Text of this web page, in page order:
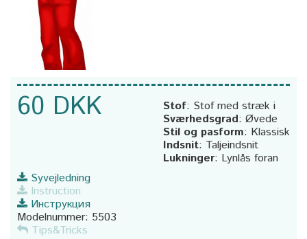
60 DKK Stof: Stof med stræk i
Sværhedsgrad: Øvede
Stil og pasform: Klassisk
Indsnit: Taljeindsnit
Lukninger: Lynlås foran
Syvejledning
Instruction
Инструкция
Modelnummer: 5503
Tips&Tricks